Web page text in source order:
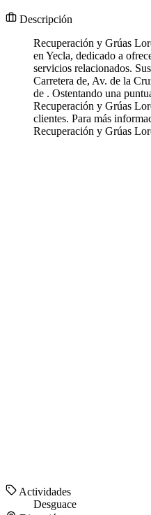
Descripción
Recuperación y Grúas
en Yecla, dedicado a
servicios relacionados.
Carretera de, Av. de la
de . Ostentando una
Recuperación y Grúas
clientes. Para más
Recuperación y Grúas
Actividades
Desguace